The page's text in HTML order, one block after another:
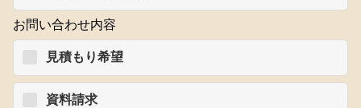
お問い合わせ内容
見積もり希望
資料請求